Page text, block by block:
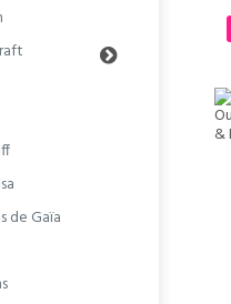
de Gaïa